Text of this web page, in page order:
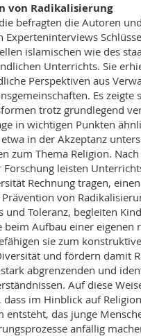
von Radikalisierung
befragten die Autoren
Experteninterviews
islamischen wie des
Unterrichts. Sie
Perspektiven aus
Es zeigte
trotz grundlegend
in wichtigen Punkten
in der Akzeptanz
zum Thema Religion.
Forschung leisten
Rechnung tragen,
von
und Toleranz, begleiten
beim Aufbau einer eigenen
sie zum
und fördern damit
abgrenzenden und
Auf diese
dass im Hinblick auf
entsteht, das junge
anfällig